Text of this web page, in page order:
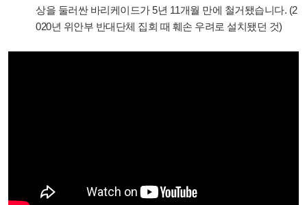
상을 둘러싼 바리케이드가 5년 11개월 만에 철거됐습니다. (2
020년 위안부 반대단체 집회 때 훼손 우려로 설치됐던 것)